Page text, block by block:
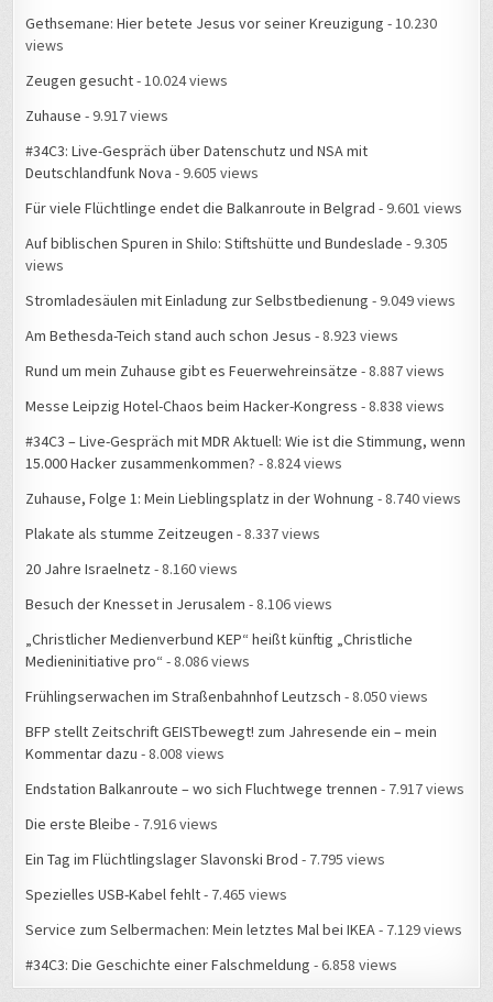
Gethsemane: Hier betete Jesus vor seiner Kreuzigung - 10.230
views
Zeugen gesucht- 10.024 views
Zuhause - 9.917 views
#34C3: Live-Gespräch über Datenschutz und NSA mit
Deutschlandfunk Nova - 9.605 views
Für viele Flüchtlinge endet die Balkanroute in Belgrad - 9.601 views
Auf biblischen Spuren in Shilo: Stiftshütte und Bundeslade - 9.305
views
Stromladesäulen mit Einladung zur Selbstbedienung - 9.049 views
Am Bethesda-Teich stand auch schon Jesus - 8.923 views
Rund um mein Zuhause gibt es Feuerwehreinsätze - 8.887 views
Messe Leipzig Hotel-Chaos beim Hacker-Kongress - 8.838 views
#34C3 – Live-Gespräch mit MDR Aktuell: Wie ist die Stimmung, wenn
15.000 Hacker zusammenkommen? - 8.824 views
Zuhause, Folge 1: Mein Lieblingsplatz in der Wohnung - 8.740 views
Plakate als stumme Zeitzeugen - 8.337 views
20 Jahre Israelnetz - 8.160 views
Besuch der Knesset in Jerusalem - 8.106 views
„Christlicher Medienverbund KEP“ heißt künftig „Christliche
Medieninitiative pro“ - 8.086 views
Frühlingserwachen im Straßenbahnhof Leutzsch - 8.050 views
BFP stellt Zeitschrift GEISTbewegt! zum Jahresende ein – mein
Kommentar dazu - 8.008 views
Endstation Balkanroute – wo sich Fluchtwege trennen - 7.917 views
Die erste Bleibe - 7.916 views
Ein Tag im Flüchtlingslager Slavonski Brod - 7.795 views
Spezielles USB-Kabel fehlt- 7.465 views
Service zum Selbermachen: Mein letztes Mal bei IKEA- 7.129 views
#34C3: Die Geschichte einer Falschmeldung - 6.858 views